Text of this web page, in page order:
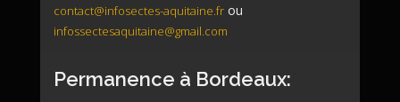
contact@infosectes-aquitaine.frou
infossectesaquitaine@gmail.com
Permanence à Bordeaux: